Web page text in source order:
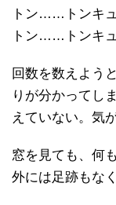
トン……トンキュ
トン……トンキュ
回数を数えよう
りが分かってし
えていない。気
窓を見ても、何
外には足跡もな